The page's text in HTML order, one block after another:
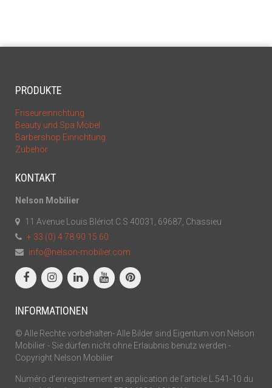
PRODUKTE
Friseureinrichtung
Beauty und Spa Möbel
Barbershop Einrichtung
Zubehör
KONTAKT
Nelson Mobilier
11 Avenue Louis Blériot C.S 40031, 69687, Chassieu
+ 33 (0) 4 78 90 15 60
info@nelson-mobilier.com
INFORMATIONEN
© Alle Rechte vorbehalten- Alle Bilder sind Eigentum von Nelson
Mobilier - Sie dürfen nicht ohne Erlaubnis benutz werden -
Copyright Nelson Mobilier
Numéro d’enregistrement en application de l’article L.541-10 du